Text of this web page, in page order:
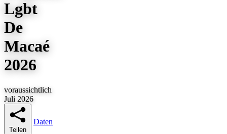
Lgbt
De
Macaé
2026
voraussichtlich
Juli 2026
Teilen
Daten